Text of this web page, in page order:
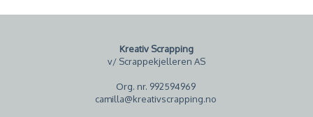
Kreativ Scrapping
v/ Scrappekjelleren AS
Org. nr. 992594969
camilla@kreativscrapping.no